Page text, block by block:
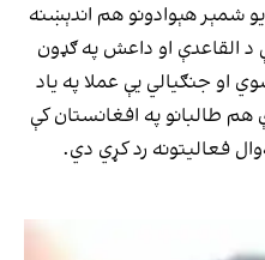
شمېر هېوادونو هم اندېښنه
د القاعدې او داعش په ګډون
او جنګیالي یې عملا په یاد
طالبانو په افغانستان کې
فعالیتونه رد کړي دي.